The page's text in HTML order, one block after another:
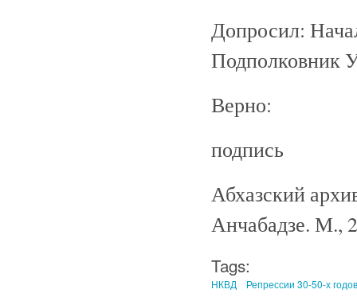
Допросил:
Верно:
подпись
Абхазский
Анчабадзе. М.,
Tags:
НКВД Репрессии 30-50-х годов